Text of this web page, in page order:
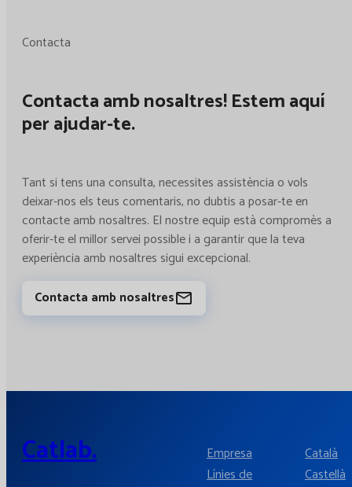
Contacta
Contacta amb nosaltres! Estem aquí
per ajudar-te.
Tant si tens una consulta, necessites assistència o vols
deixar-nos els teus comentaris, no dubtis a posar-te en
contacte amb nosaltres. El nostre equip està compromès a
oferir-te el millor servei possible i a garantir que la teva
experiència amb nosaltres sigui excepcional.
Contacta amb nosaltres
Catlab.
Empresa
Línies de
Català
Castellà